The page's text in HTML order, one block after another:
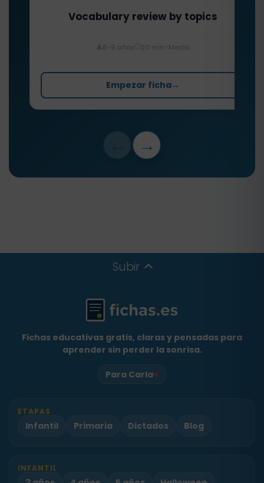
Vocabulary review by topics
8-9 años 20 min Media
Empezar ficha→
→
Subir
Fichas educativas gratis, claras y pensadas para
aprender sin perder la sonrisa.
Para Carla♥
ETAPAS
Infantil Primaria Dictados Blog
INFANTIL